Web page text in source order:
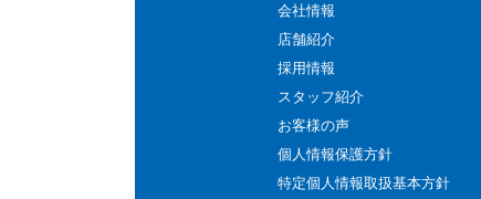
会社情報
店舗紹介
採用情報
スタッフ紹介
お客様の声
個人情報保護方針
特定個人情報取扱基本方針